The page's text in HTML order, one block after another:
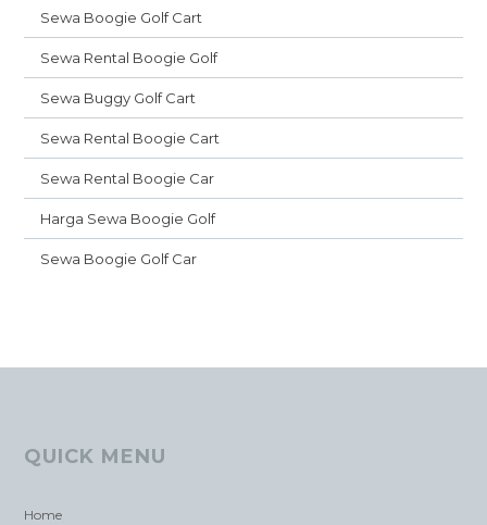
Sewa Boogie Golf Cart
Sewa Rental Boogie Golf
Sewa Buggy Golf Cart
Sewa Rental Boogie Cart
Sewa Rental Boogie Car
Harga Sewa Boogie Golf
Sewa Boogie Golf Car
QUICK MENU
Home